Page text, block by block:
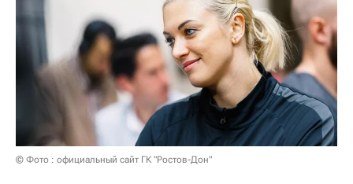
© Фото : официальный сайт ГК "Ростов-Дон"